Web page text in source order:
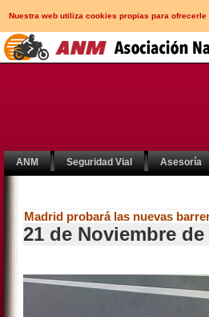
Nuestra web utiliza cookies propias para
ANM Seguridad Vial Asesoría
Madrid probará las nuevas
21 de Noviembre de